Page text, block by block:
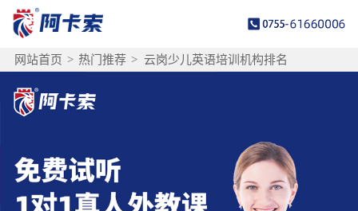
网站首页 > 热门推荐 > 云岗少儿英语培训机构排名